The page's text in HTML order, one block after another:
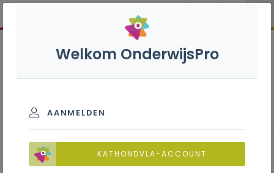
Bewegingsbeleid
Welkom OnderwijsPro
AANMELDEN
KATHONDVLA-ACCOUNT